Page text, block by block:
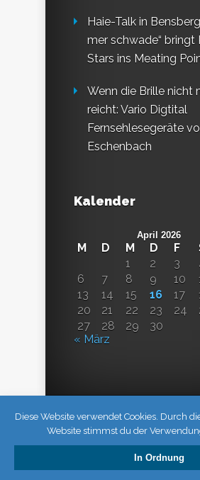
Haie-Talk in
mer schwade“ bringt
Stars ins Meating
Wenn die Brille nicht
reicht: Vario Digtital
Fernsehlesegeräte
Eschenbach
Kalender
April 2026
M D M D F
1
2 3
6
7 8 9 10
13
14 15 16 17
20
21 22 23 24
27
28 29
30
« März
Diese Website verwendet Cookies. Durch
Website stimmst du der
In Ordnung